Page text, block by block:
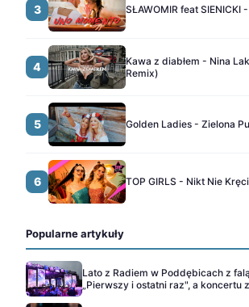
3 SŁAWOMIR feat SIENICKI
4
Kawa z diabłem - Nina
Remix)
5 Golden Ladies - Zielona
6 TOP GIRLS - Nikt Nie
Popularne artykuły
Lato z Radiem w Poddębicach z
„Pierwszy i ostatni raz", a koncertu